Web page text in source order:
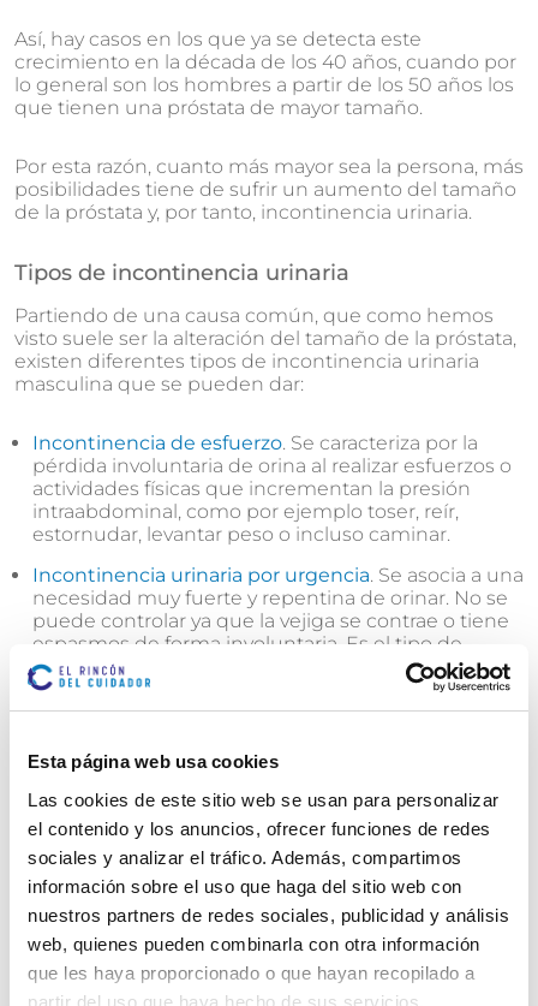
Esta página web usa cookies
Las cookies de este sitio web se usan para personalizar
el contenido y los anuncios, ofrecer funciones de redes
sociales y analizar el tráfico. Además, compartimos
información sobre el uso que haga del sitio web con
nuestros partners de redes sociales, publicidad y análisis
web, quienes pueden combinarla con otra información
que les haya proporcionado o que hayan recopilado a
partir del uso que haya hecho de sus servicios.
Así, hay casos en los que ya se detecta este
crecimiento en la década de los 40 años, cuando por
lo general son los hombres a partir de los 50 años los
que tienen una próstata de mayor tamaño.
Por esta razón, cuanto más mayor sea la persona, más
posibilidades tiene de sufrir un aumento del tamaño
de la próstata y, por tanto, incontinencia urinaria.
Tipos de incontinencia urinaria
Partiendo de una causa común, que como hemos
visto suele ser la alteración del tamaño de la próstata,
existen diferentes tipos de incontinencia urinaria
masculina que se pueden dar:
Incontinencia de esfuerzo. Se caracteriza por la
pérdida involuntaria de orina al realizar esfuerzos o
actividades físicas que incrementan la presión
intraabdominal, como por ejemplo toser, reír,
estornudar, levantar peso o incluso caminar.
Incontinencia urinaria por urgencia. Se asocia a una
necesidad muy fuerte y repentina de orinar. No se
puede controlar ya que la vejiga se contrae o tiene
espasmos de forma involuntaria. Es el tipo de
incontinencia más común en los hombres.
Incontinencia por rebosamiento. Se produce
en cada micción, lo que genera que pequeñas
cantidades de orina residual se vayan acumulando
en la vejiga. Cuando esta orina residual sobrepasa la
capacidad de la vejiga se produce el rebosamiento.
Incontinencia funcional. En este tipo de
incontinencia el escape de orina se produce por
factores ajenos al correcto funcionamiento del
sistema urinario. En general, ocurre cuando algún
impedimento físico, discapacidad o barrera
arquitectónica no permite a la persona llegar a
tiempo al baño. Por ejemplo, no poderse